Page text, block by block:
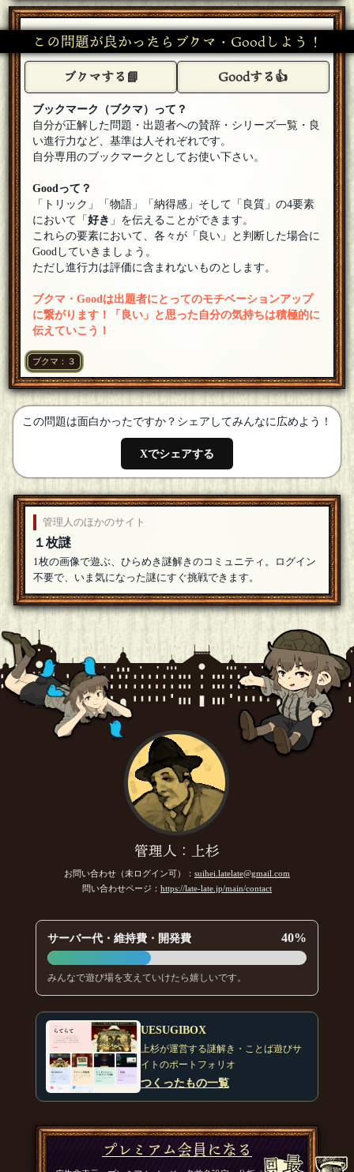
21:38]
天童 魔子
あるあるなのですｗ[18年07月04日 21:38]
ますかれーど
ぎゃー間違えた...参加します泣[編集済] [18年07月04日 21:38]
天童 魔子
ミュウさん ようこそなのです(ﾟдﾟ)ゞ
参加します。
天童 魔子
ベストさん ようこそなのです(ﾟдﾟ)ゞ[18年07月04日 21:36]
ベスト
参加したいです！[18年07月04日 21:35]
天童 魔子
オリオンさん ようこそなのです(ﾟдﾟ)ゞ[18年07月04日
21:34]
オリオン
500杯目のキリ番おめです。参加します。
21:33]
この問題が良かったらブクマ・Goodしよう！
ブクマする📘 Goodする👍
ブックマーク（ブクマ）って？
自分が正解した問題・出題者への賛辞・シリーズ一覧・良
い進行力など、基準は人それぞれです。
自分専用のブックマークとしてお使い下さい。
Goodって？
「トリック」「物語」「納得感」そして「良質」の4要素
において「好き 」を伝えることができます。
これらの要素において、各々が「良い」と判断した場合に
Goodしていきましょう。
ただし進行力は評価に含まれないものとします。
ブクマ・Goodは出題者にとってのモチベーションアップ
に繋がります！「良い」と思った自分の気持ちは積極的に
伝えていこう！
ブクマ：３
この問題は面白かったですか？シェアしてみんなに広めよう！
Xでシェアする
管理人のほかのサイト
１枚謎
1枚の画像で遊ぶ、ひらめき謎解きのコミュニティ。ログイン
不要で、いま気になった謎にすぐ挑戦できます。
管理人：上杉
お問い合わせ（未ログイン可）： suihei.latelate@gmail.com
問い合わせページ： https://late-late.jp/main/contact
サーバー代・維持費・開発費 40%
みんなで遊び場を支えていけたら嬉しいです。
UESUGIBOX
上杉が運営する謎解き・ことば遊びサ
イトのポートフォリオ
つくったもの一覧
プレミアム会員になる